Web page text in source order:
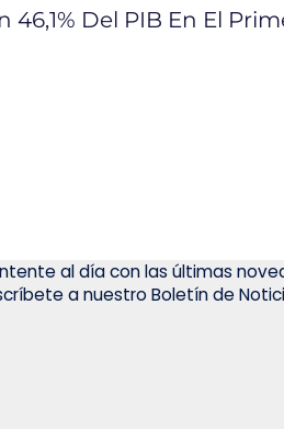
al día con las últimas
a nuestro Boletín de